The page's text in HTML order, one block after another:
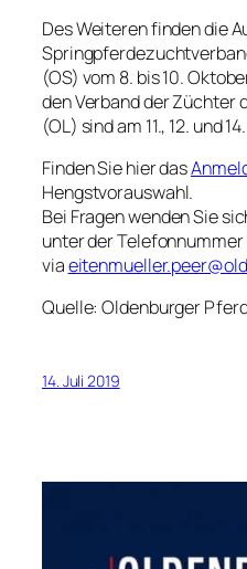
Des Weiteren finden die
(OS) vom 8. bis 10.
den Verband der Züchter
(OL) sind am 11., 12. und
Finden Sie hier das
Hengstvorauswahl.
Bei Fragen wenden Sie
unter der
via
Quelle: Oldenburger
14. Juli 2019